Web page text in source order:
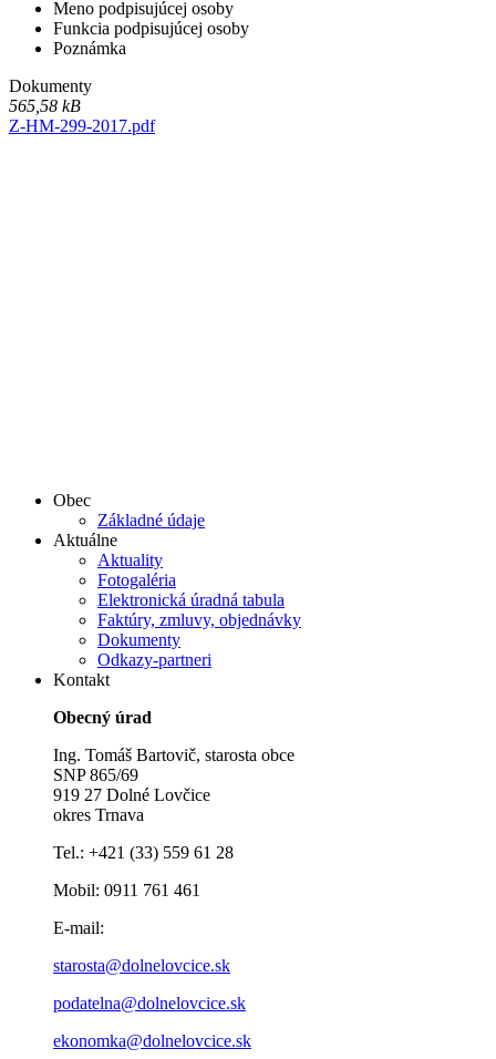
Meno podpisujúcej osoby
Funkcia podpisujúcej osoby
Poznámka
Dokumenty
565,58 kB
Z-HM-299-2017.pdf
Obec
Základné údaje
Aktuálne
Aktuality
Fotogaléria
Elektronická úradná tabula
Faktúry, zmluvy, objednávky
Dokumenty
Odkazy-partneri
Kontakt
Obecný úrad
Ing. Tomáš Bartovič, starosta obce
SNP 865/69
919 27 Dolné Lovčice
okres Trnava
Tel.: +421 (33) 559 61 28
Mobil: 0911 761 461
E-mail:
starosta@dolnelovcice.sk
podatelna@dolnelovcice.sk
ekonomka@dolnelovcice.sk